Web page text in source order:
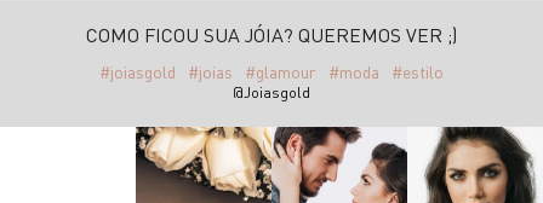
COMO FICOU SUA JÓIA? QUEREMOS VER ;)
#joiasgold #joias #glamour #moda #estilo
@Joiasgold